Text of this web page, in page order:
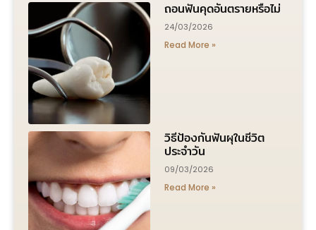
ถอนฟันคุดอันตรายหรือไม่
24/03/2026
Read More »
วิธีป้องกันฟันผุในชีวิต
ประจำวัน
09/03/2026
Read More »